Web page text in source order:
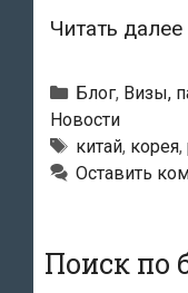
Читать далее
Рубрики
Блог, Визы,
Новости
Метки
китай, корея,
Оставить
Поиск по